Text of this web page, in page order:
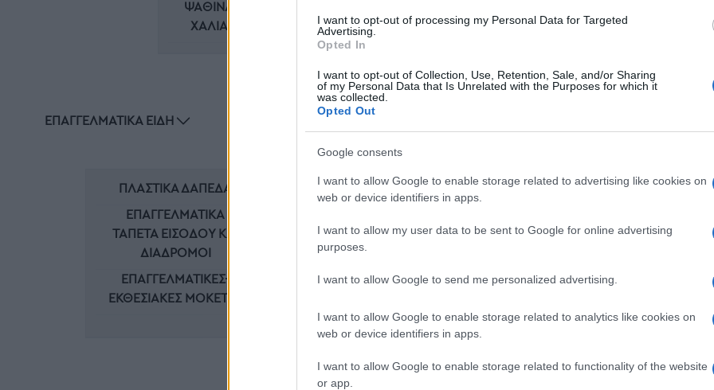
I want to opt-out of processing my Personal Data for Targeted
Advertising.
Opted In
I want to opt-out of Collection, Use, Retention, Sale, and/or Sharing
of my Personal Data that Is Unrelated with the Purposes for which it
was collected.
Opted Out
Google consents
I want to allow Google to enable storage related to advertising like cookies on
web or device identifiers in apps.
I want to allow my user data to be sent to Google for online advertising
purposes.
I want to allow Google to send me personalized advertising.
I want to allow Google to enable storage related to analytics like cookies on
web or device identifiers in apps.
I want to allow Google to enable storage related to functionality of the website
or app.
ΨΆΘΙΝΑ
ΧΑΛΙΆ
ΕΠΑΓΓΕΛΜΑΤΙΚΆ ΕΊΔΗ
ΠΛΑΣΤΙΚΆ ΔΆΠΕΔΑ
ΕΠΑΓΓΕΛΜΑΤΙΚΆ
ΤΑΠΈΤΑ ΕΙΣΌΔΟΥ ΚΑΙ
ΔΙΆΔΡΟΜΟΙ
ΕΠΑΓΓΕΛΜΑΤΙΚΈΣ-
ΕΚΘΕΣΙΑΚΈΣ ΜΟΚΈΤΕΣ
ΠΑΙΔΙΚΆ
ΕΠΑΓΓΕΛΜΑΤΙΚΆ
ΠΛΑΣΤΙΚΆ
ΠΛΑΣΤΙΚΆ ΤΆΠΕΣ
ΟΙΚΙΑΚΆ
ΠΛΑΣΤΙΚΆ